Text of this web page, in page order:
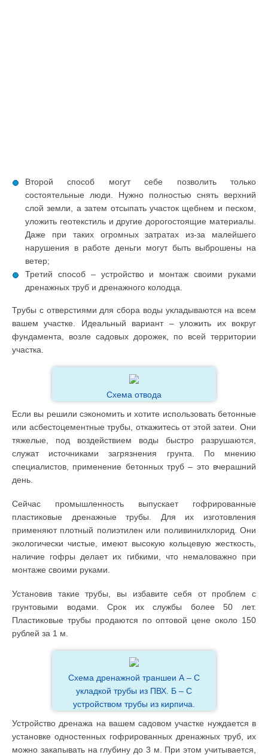
Второй способ могут себе позволить только
состоятельные люди. Нужно полностью снять верхний
слой земли, а затем отсыпать участок щебнем и песком,
уложить геотекстиль и другие дорогостоящие материалы.
Даже при таких огромных затратах из-за малейшего
нарушения в работе деньги могут быть выброшены на
ветер;
Третий способ – устройство и монтаж своими руками
дренажных труб и дренажного колодца.
Трубы с отверстиями для сбора воды укладываются на всем
вашем участке. Идеальный вариант – уложить их вокруг
фундамента, возле садовых дорожек, по всей территории
участка.
Схема отвода
Если вы решили сэкономить и хотите использовать бетонные
или асбестоцементные трубы, откажитесь от этой затеи. Они
тяжелые, под воздействием воды быстро разрушаются,
служат источниками загрязнения грунта. По мнению
специалистов, применение бетонных труб – это вчерашний
день.
Сейчас промышленность выпускает гофрированные
пластиковые дренажные трубы. Для их изготовления
применяют плотный полиэтилен или поливинилхлорид. Они
экологически чистые, имеют высокую кольцевую жесткость,
наличие гофры делает их гибкими, что немаловажно при
монтаже своими руками.
Установив такие трубы, вы избавите себя от проблем с
грунтовыми водами. Срок их службы более 50 лет.
Пластиковые трубы продаются по оптовой цене около 150
рублей за 1 м.
Схема дренажной траншеи А – С
укладкой трубы из ПВХ. Б – С
устройством трубы из кирпича.
Устройство дренажа на вашем садовом участке нуждается в
установке одностенных гофрированных дренажных труб, их
можно закапывать на глубину до 3 м. При этом учитывается,